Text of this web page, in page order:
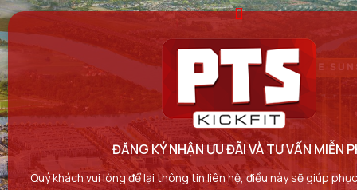
ĐĂNG KÝ NHẬN ƯU ĐÃI VÀ TƯ VẤN MIỄN
Quý khách vui lòng để lại thông tin liên hệ, điều này sẽ giúp
là một bước tiến gần hơn đến mục tiêu của bạn
HOTLINE 091.747.8868